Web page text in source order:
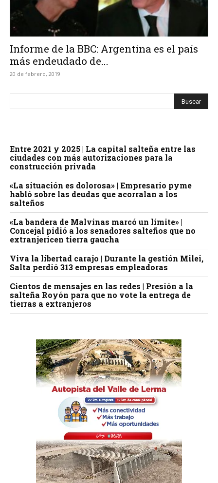
Informe de la BBC: Argentina es el país
más endeudado de...
20 de febrero, 2019
Entre 2021 y 2025 | La capital salteña entre las
ciudades con más autorizaciones para la
construcción privada
«La situación es dolorosa» | Empresario pyme
habló sobre las deudas que acorralan a los
salteños
«La bandera de Malvinas marcó un límite» |
Concejal pidió a los senadores salteños que no
extranjericen tierra gaucha
Viva la libertad carajo | Durante la gestión Milei,
Salta perdió 313 empresas empleadoras
Cientos de mensajes en las redes | Presión a la
salteña Royón para que no vote la entrega de
tierras a extranjeros